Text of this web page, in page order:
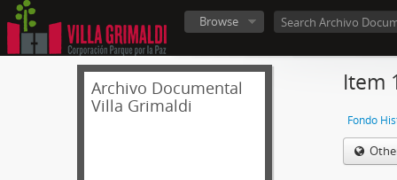
Browse
Archivo Documental
Villa Grimaldi
Item
Fondo